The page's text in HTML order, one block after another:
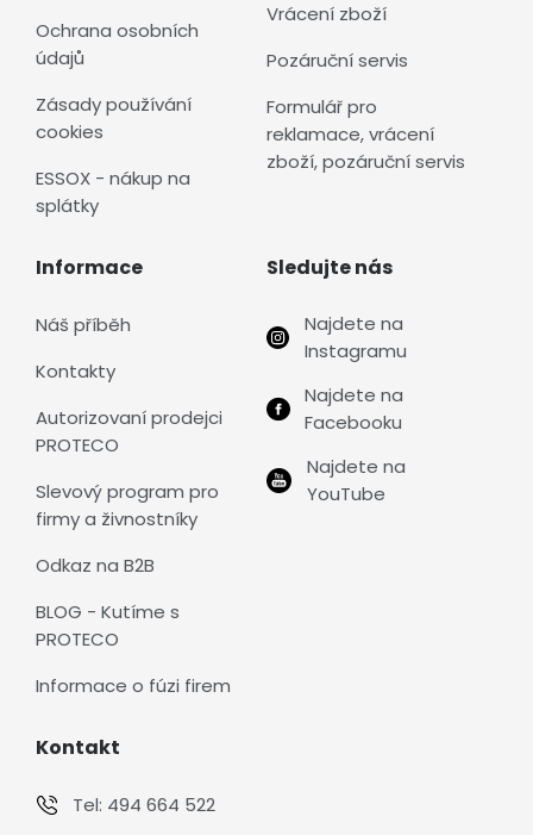
Ochrana osobních
údajů
Zásady používání
cookies
ESSOX - nákup na
splátky
Vrácení zboží
Pozáruční servis
Formulář pro
reklamace, vrácení
zboží, pozáruční servis
Informace
Náš příběh
Kontakty
Autorizovaní prodejci
PROTECO
Slevový program pro
firmy a živnostníky
Odkaz na B2B
BLOG - Kutíme s
PROTECO
Informace o fúzi firem
Sledujte nás
Najdete na
Instagramu
Najdete na
Facebooku
Najdete na
YouTube
Kontakt
Tel: 494 664 522